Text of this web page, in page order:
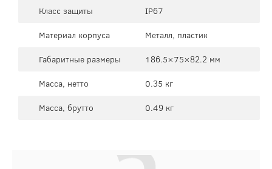
Класс защиты
IP67
Материал корпуса
Металл, пластик
Габаритные размеры
186.5×75×82.2 мм
Масса, нетто
0.35 кг
Масса, брутто
0.49 кг